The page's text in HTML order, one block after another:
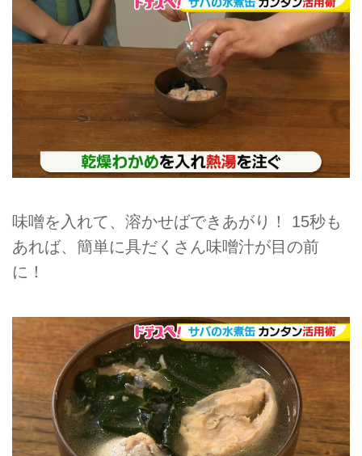
味噌を入れて、溶かせばできあがり！ 15秒も
あれば、簡単に具だくさん味噌汁が目の前
に！